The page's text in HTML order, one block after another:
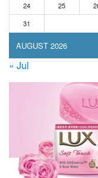
AUGUST 2026
24
25
31
« Jul